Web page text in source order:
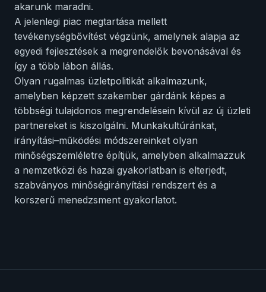
akarunk maradni.
A jelenlegi piac megtartása mellett
tevékenységbővítést végzünk, amelynek alapja az
egyedi fejlesztések a megrendelők bevonásával és
így a több lábon állás.
Olyan rugalmas üzletpolitikát alkalmazunk,
amelyben képzett szakember gárdánk képes a
többségi tulajdonos megrendelésein kívül az új üzleti
partnereket is kiszolgálni. Munkakultúránkat,
irányítási–működési módszereinket olyan
minőségszemléletre építjük, amelyben alkalmazzuk
a nemzetközi és hazai gyakorlatban is elterjedt,
szabványos minőségirányítási rendszert és a
korszerű menedzsment gyakorlatot.